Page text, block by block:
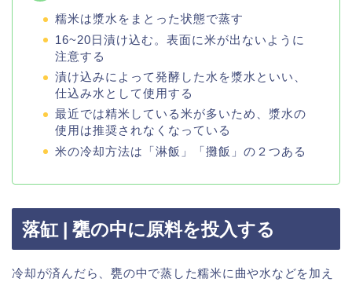
糯米は漿水をまとった状態で蒸す
16~20日漬け込む。表面に米が出ないように
注意する
漬け込みによって発酵した水を漿水といい、
仕込み水として使用する
最近では精米している米が多いため、漿水の
使用は推奨されなくなっている
米の冷却方法は「淋飯」「攤飯」の２つある
落缸 | 甕の中に原料を投入する
冷却が済んだら、甕の中で蒸した糯米に曲や水などを加え